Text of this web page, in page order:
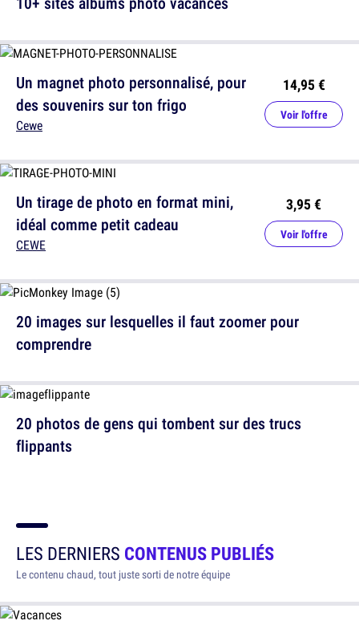
Un tirage de photo en format mini,
idéal comme petit cadeau
CEWE
3,95 €
Voir l'offre
20 photos de gens qui tombent sur des trucs
flippants
Un magnet photo personnalisé, pour
des souvenirs sur ton frigo
Cewe
14,95 €
Voir l'offre
20 images sur lesquelles il faut zoomer pour
comprendre
LES DERNIERS CONTENUS PUBLIÉS
Le contenu chaud, tout juste sorti de notre équipe